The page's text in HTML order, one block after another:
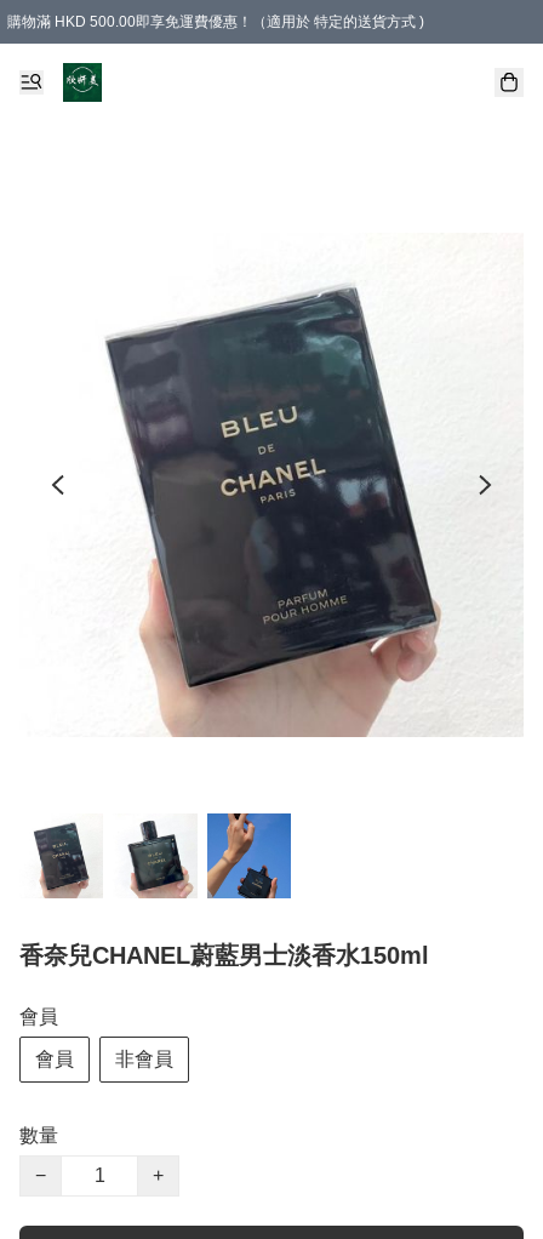
購物滿 HKD 500.00即享免運費優惠！（適用於 特定的送貨方式 )
香奈兒CHANEL蔚藍男士淡香水150ml
會員
會員 非會員
數量
−
+